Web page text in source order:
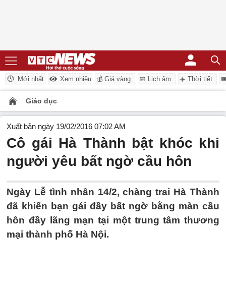
Mới nhất Xem nhiều 💰 Giá vàng 📅 Lịch âm ☀️ Thời tiết
Giáo dục
Xuất bản ngày 19/02/2016 07:02 AM
Cô gái Hà Thành bật khóc khi
người yêu bất ngờ cầu hôn
Ngày Lễ tình nhân 14/2, chàng trai Hà Thành
đã khiến bạn gái đầy bất ngờ bằng màn cầu
hôn đầy lãng mạn tại một trung tâm thương
mại thành phố Hà Nội.